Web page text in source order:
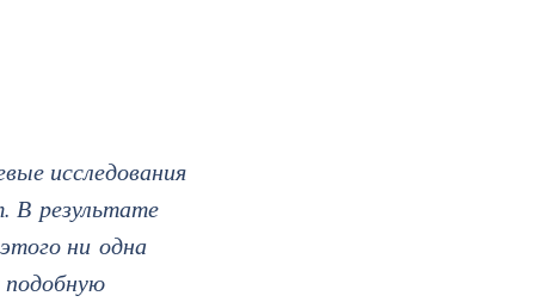
исследования
В результате
ни одна
подобную